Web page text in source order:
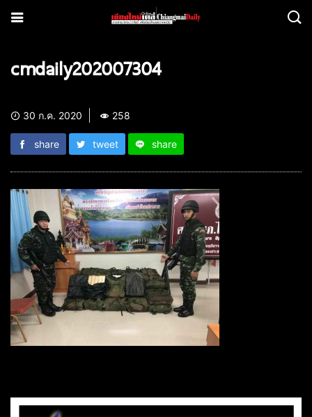
cmdaily202007304
30 ก.ค. 2020 258
share tweet share